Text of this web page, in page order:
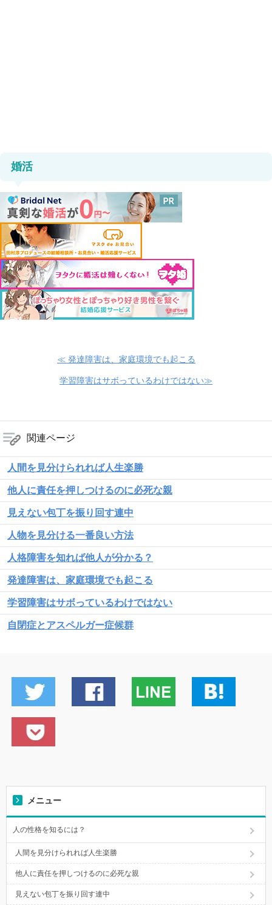
婚活
≪ 発達障害は、家庭環境でも起こる
学習障害はサボっているわけではない≫
関連ページ
人間を見分けられれば人生楽勝
他人に責任を押しつけるのに必死な親
見えない包丁を振り回す連中
人物を見分ける一番良い方法
人格障害を知れば他人が分かる？
発達障害は、家庭環境でも起こる
学習障害はサボっているわけではない
自閉症とアスペルガー症候群
メニュー
人の性格を知るには？
人間を見分けられれば人生楽勝
他人に責任を押しつけるのに必死な親
見えない包丁を振り回す連中